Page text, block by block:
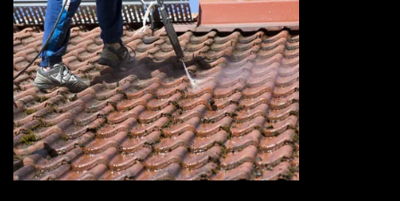
Devis nettoyage de toiture 73
Savoie